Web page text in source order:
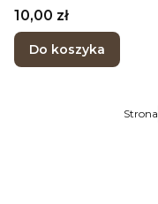
Cena
10,00 zł
Do koszyka
Strona